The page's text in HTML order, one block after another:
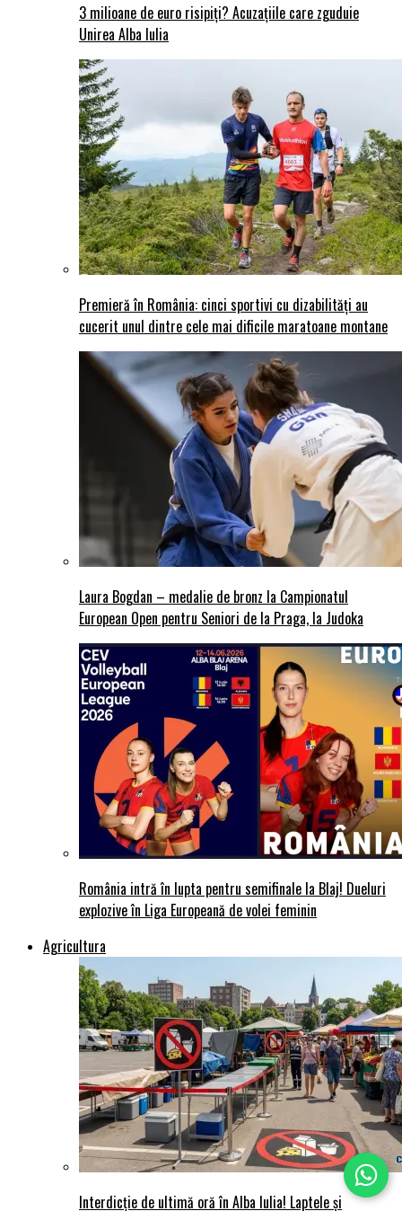
3 milioane de euro risipiți? Acuzațiile care zguduie
Unirea Alba Iulia
Premieră în România: cinci sportivi cu dizabilități au
cucerit unul dintre cele mai dificile maratoane montane
Laura Bogdan – medalie de bronz la Campionatul
European Open pentru Seniori de la Praga, la Judoka
România intră în lupta pentru semifinale la Blaj! Dueluri
explozive în Liga Europeană de volei feminin
Agricultura
Interdicție de ultimă oră în Alba Iulia! Laptele și